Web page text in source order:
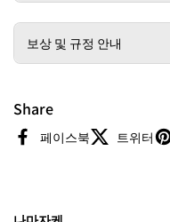
보상 및 규정 안내
Share
페이스북 트위터